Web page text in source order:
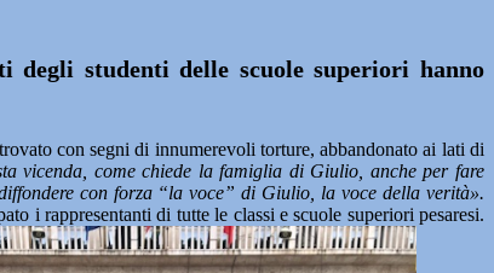
degli studenti delle scuole superiori hanno
con segni di innumerevoli torture, abbandonato ai lati di
vicenda, come chiede la famiglia di Giulio, anche per fare
con forza “la voce” di Giulio, la voce della verità».
i rappresentanti di tutte le classi e scuole superiori pesaresi.